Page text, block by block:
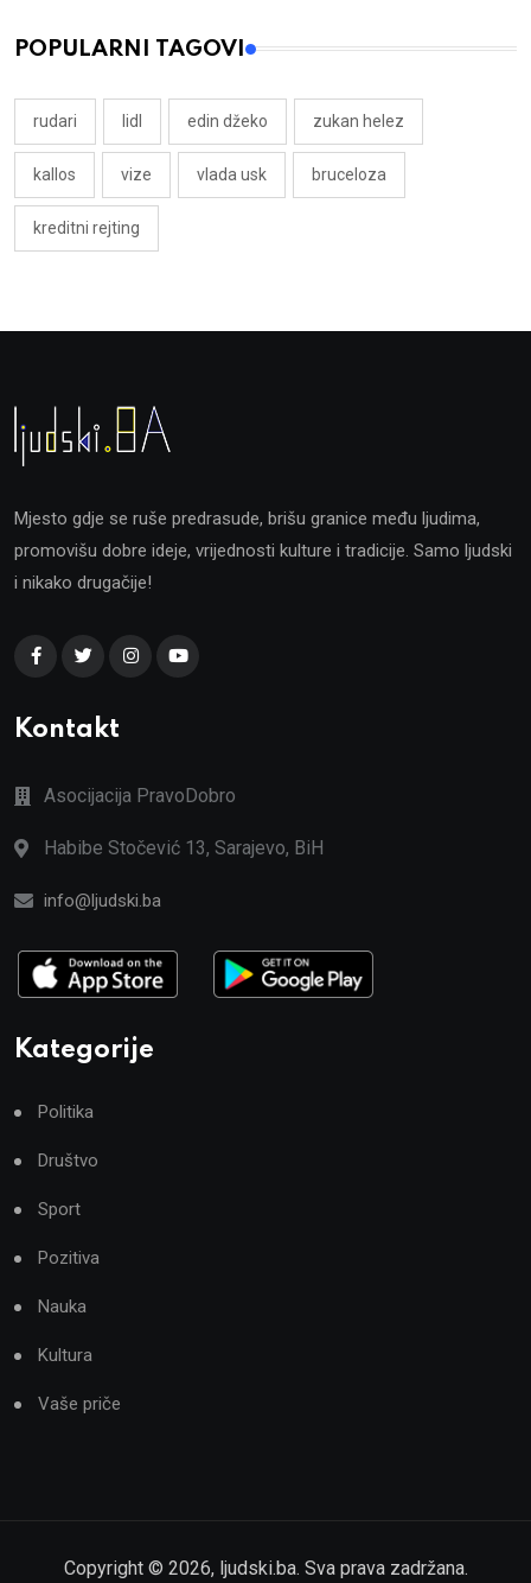
POPULARNI TAGOVI
rudari lidl edin džeko zukan helez
kallos vize vlada usk bruceloza
kreditni rejting
Mjesto gdje se ruše predrasude, brišu granice među ljudima,
promovišu dobre ideje, vrijednosti kulture i tradicije. Samo ljudski
i nikako drugačije!
Kontakt
Asocijacija PravoDobro
Habibe Stočević 13, Sarajevo, BiH
info@ljudski.ba
Kategorije
Politika
Društvo
Sport
Pozitiva
Nauka
Kultura
Vaše priče
Copyright © 2026, ljudski.ba. Sva prava zadržana.